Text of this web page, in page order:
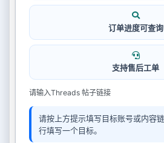
订单进度可查询
支持售后工单
请输入Threads 帖子链接
请按上方提示填写目标账号或内容
行填写一个目标。